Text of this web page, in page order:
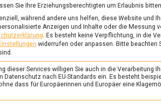
ERNÄHRUNG & GESUNDHEIT/
Knackige Schönheit:
26. Mai 2023 Johannes
Sie Ihre Erziehungsberechtigten um Erlaubnis
während andere uns helfen, diese Website und
Anzeigen und Inhalte oder die Messung
. Es besteht keine Verpflichtung, in die
widerrufen oder anpassen. Bitte beachten
dieser Services willigen Sie auch in die Verarbeitung
Datenschutz nach EU-Standards ein. Es besteht
dass für Europäerinnen und Europäer eine